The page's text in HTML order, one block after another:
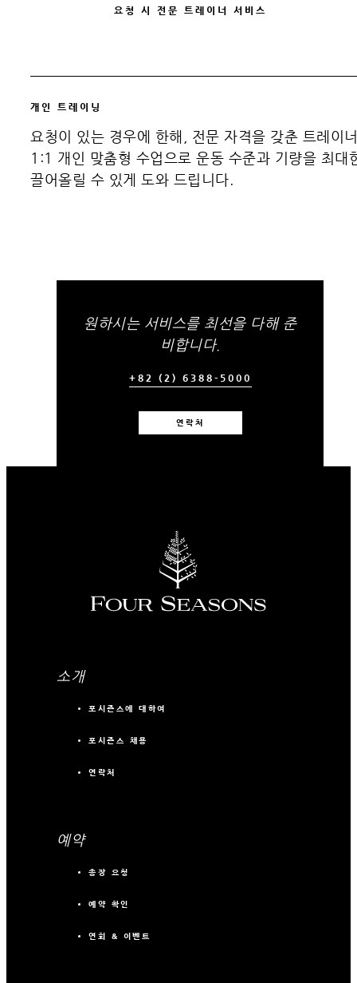
요청 시 전문 트레이너 서비스
개인 트레이닝
요청이 있는 경우에 한해, 전문 자격을 갖춘 트레이
1:1 개인 맞춤형 수업으로 운동 수준과 기량을 최대
끌어올릴 수 있게 도와 드립니다.
원하시는 서비스를 최선을 다해 준
비합니다.
+82 (2) 6388-5000
연락처
소개
포시즌스에 대하여
포시즌스 채용
연락처
예약
송장 요청
예약 확인
연회 & 이벤트